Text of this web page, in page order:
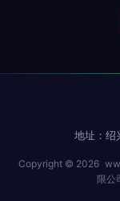
地址：绍
Copyright © 2026
限公